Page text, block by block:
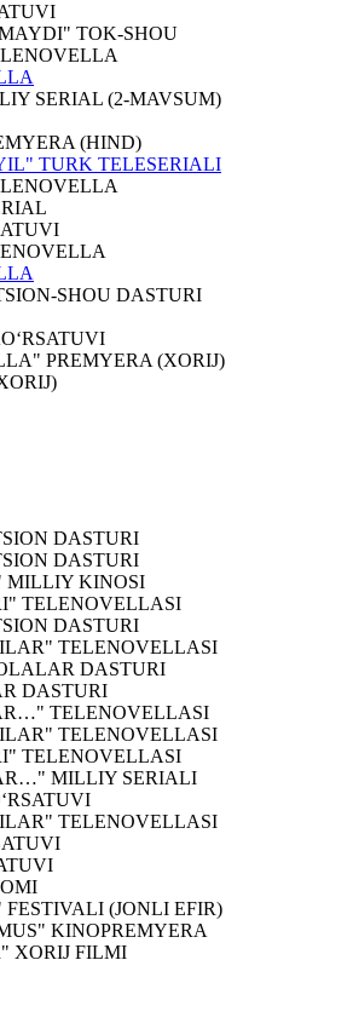
TOK-SHOU
SERIAL (2-MAVSUM)
(HIND)
TURK TELESERIALI
SHOU DASTURI
PREMYERA (XORIJ)
DASTURI
DASTURI
MILLIY KINOSI
TELENOVELLASI
DASTURI
TELENOVELLASI
DASTURI
DASTURI
TELENOVELLASI
TELENOVELLASI
TELENOVELLASI
MILLIY SERIALI
TELENOVELLASI
(JONLI EFIR)
KINOPREMYERA
XORIJ FILMI